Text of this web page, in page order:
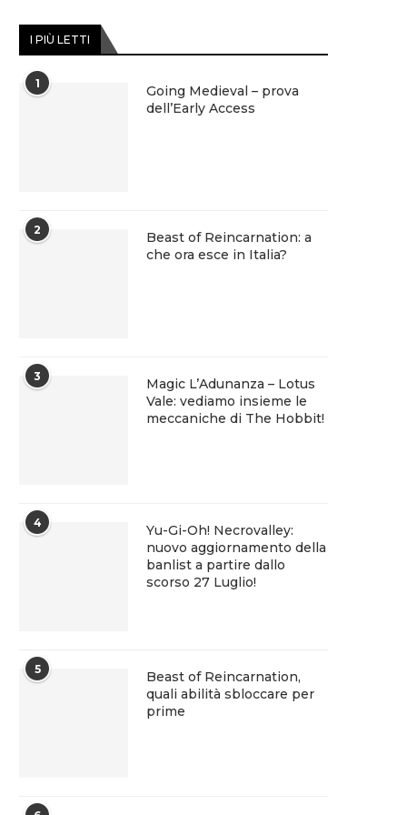
I PIÙ LETTI
1
Going Medieval – prova
dell’Early Access
2
Beast of Reincarnation: a
che ora esce in Italia?
3
Magic L’Adunanza – Lotus
Vale: vediamo insieme le
meccaniche di The Hobbit!
4
Yu-Gi-Oh! Necrovalley:
nuovo aggiornamento della
banlist a partire dallo
scorso 27 Luglio!
5
Beast of Reincarnation,
quali abilità sbloccare per
prime